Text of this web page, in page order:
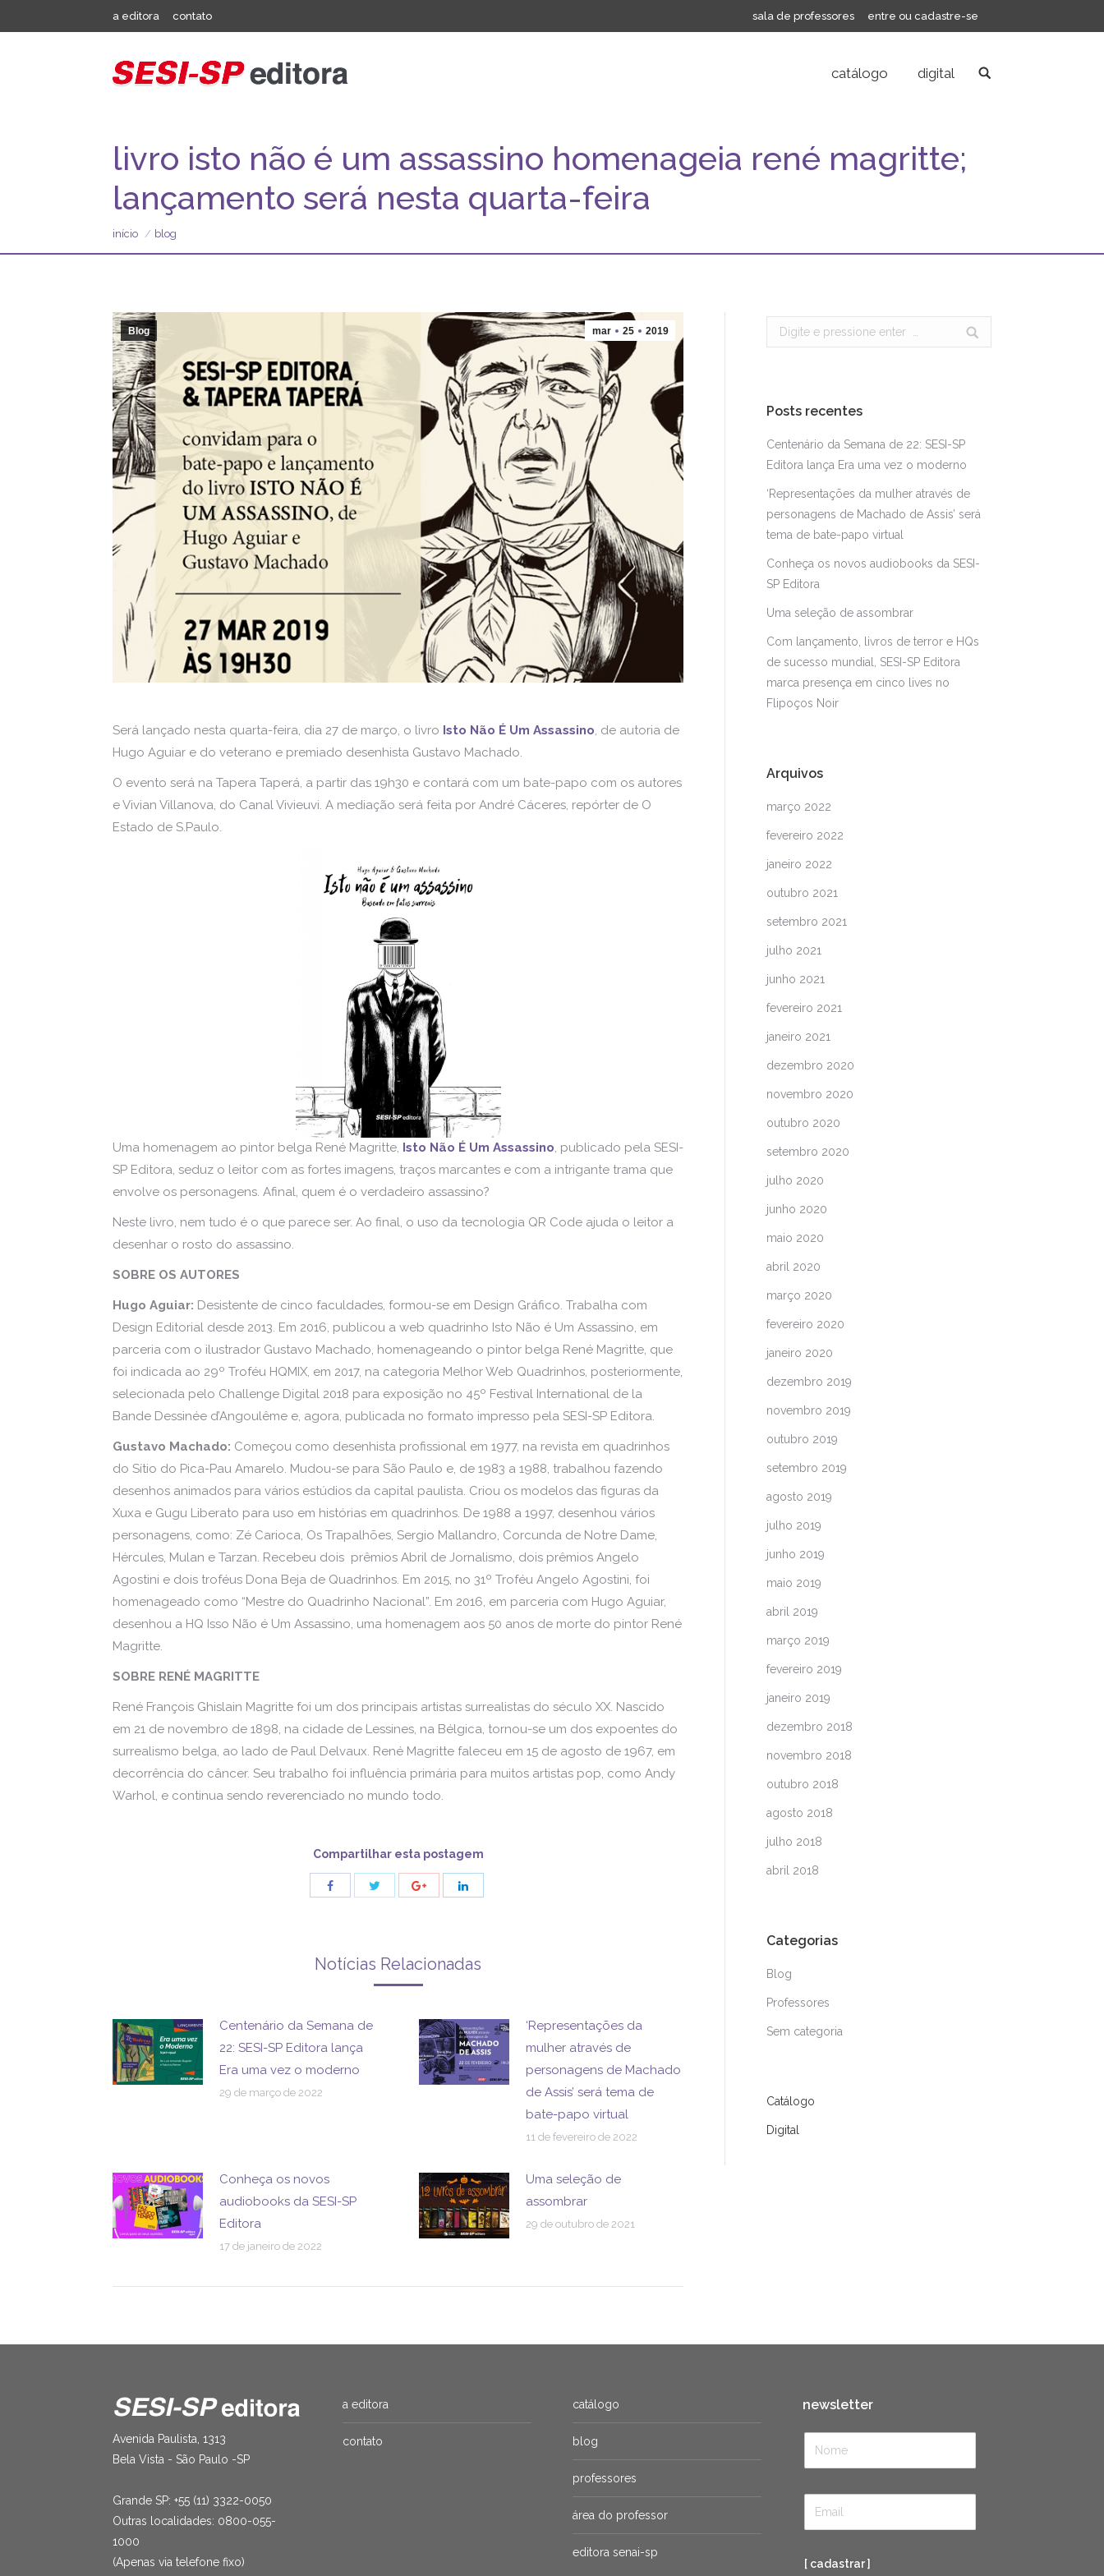
a editora contato sala de professores entre ou cadastre-se
catálogo digital Search:
livro isto não é um assassino homenageia rené magritte;
lançamento será nesta quarta-feira
Você está aqui:
início blog
mar 25 2019
Blog
Será lançado nesta quarta-feira, dia 27 de março, o livro Isto Não É Um Assassino, de autoria de
Hugo Aguiar e do veterano e premiado desenhista Gustavo Machado.
O evento será na Tapera Taperá, a partir das 19h30 e contará com um bate-papo com os autores
e Vivian Villanova, do Canal Vivieuvi. A mediação será feita por André Cáceres, repórter de O
Estado de S.Paulo.
Uma homenagem ao pintor belga René Magritte, Isto Não É Um Assassino, publicado pela SESI-
SP Editora, seduz o leitor com as fortes imagens, traços marcantes e com a intrigante trama que
envolve os personagens. Afinal, quem é o verdadeiro assassino?
Neste livro, nem tudo é o que parece ser. Ao final, o uso da tecnologia QR Code ajuda o leitor a
desenhar o rosto do assassino.
SOBRE OS AUTORES
Hugo Aguiar: Desistente de cinco faculdades, formou-se em Design Gráfico. Trabalha com
Design Editorial desde 2013. Em 2016, publicou a web quadrinho Isto Não é Um Assassino, em
parceria com o ilustrador Gustavo Machado, homenageando o pintor belga René Magritte, que
foi indicada ao 29º Troféu HQMIX, em 2017, na categoria Melhor Web Quadrinhos, posteriormente,
selecionada pelo Challenge Digital 2018 para exposição no 45º Festival International de la
Bande Dessinée d’Angoulême e, agora, publicada no formato impresso pela SESI-SP Editora.
Gustavo Machado: Começou como desenhista profissional em 1977, na revista em quadrinhos
do Sítio do Pica-Pau Amarelo. Mudou-se para São Paulo e, de 1983 a 1988, trabalhou fazendo
desenhos animados para vários estúdios da capital paulista. Criou os modelos das figuras da
Xuxa e Gugu Liberato para uso em histórias em quadrinhos. De 1988 a 1997, desenhou vários
personagens, como: Zé Carioca, Os Trapalhões, Sergio Mallandro, Corcunda de Notre Dame,
Hércules, Mulan e Tarzan. Recebeu dois prêmios Abril de Jornalismo, dois prêmios Angelo
Agostini e dois troféus Dona Beja de Quadrinhos. Em 2015, no 31º Troféu Angelo Agostini, foi
homenageado como “Mestre do Quadrinho Nacional”. Em 2016, em parceria com Hugo Aguiar,
desenhou a HQ Isso Não é Um Assassino, uma homenagem aos 50 anos de morte do pintor René
Magritte.
SOBRE RENÉ MAGRITTE
René François Ghislain Magritte foi um dos principais artistas surrealistas do século XX. Nascido
em 21 de novembro de 1898, na cidade de Lessines, na Bélgica, tornou-se um dos expoentes do
surrealismo belga, ao lado de Paul Delvaux. René Magritte faleceu em 15 de agosto de 1967, em
decorrência do câncer. Seu trabalho foi influência primária para muitos artistas pop, como Andy
Warhol, e continua sendo reverenciado no mundo todo.
Compartilhar esta postagem
Share
Share
Share Share
Notícias Relacionadas
Centenário da Semana de
22: SESI-SP Editora lança
Era uma vez o moderno
29 de março de 2022
‘Representações da
mulher através de
personagens de Machado
de Assis’ será tema de
bate-papo virtual
11 de fevereiro de 2022
Conheça os novos
audiobooks da SESI-SP
Editora
17 de janeiro de 2022
Uma seleção de
assombrar
29 de outubro de 2021
Search:
Posts recentes
Centenário da Semana de 22: SESI-SP
Editora lança Era uma vez o moderno
‘Representações da mulher através de
personagens de Machado de Assis’ será
tema de bate-papo virtual
Conheça os novos audiobooks da SESI-
SP Editora
Uma seleção de assombrar
Com lançamento, livros de terror e HQs
de sucesso mundial, SESI-SP Editora
marca presença em cinco lives no
Flipoços Noir
Arquivos
março 2022
fevereiro 2022
janeiro 2022
outubro 2021
setembro 2021
julho 2021
junho 2021
fevereiro 2021
janeiro 2021
dezembro 2020
novembro 2020
outubro 2020
setembro 2020
julho 2020
junho 2020
maio 2020
abril 2020
março 2020
fevereiro 2020
janeiro 2020
dezembro 2019
novembro 2019
outubro 2019
setembro 2019
agosto 2019
julho 2019
junho 2019
maio 2019
abril 2019
março 2019
fevereiro 2019
janeiro 2019
dezembro 2018
novembro 2018
outubro 2018
agosto 2018
julho 2018
abril 2018
Categorias
Blog
Professores
Sem categoria
Catálogo
Digital
Avenida Paulista, 1313
Bela Vista - São Paulo -SP
Grande SP: +55 (11) 3322-0050
Outras localidades: 0800-055-
1000
(Apenas via telefone fixo)
a editora
contato
catálogo
blog
professores
área do professor
editora senai-sp
newsletter
[ cadastrar ]